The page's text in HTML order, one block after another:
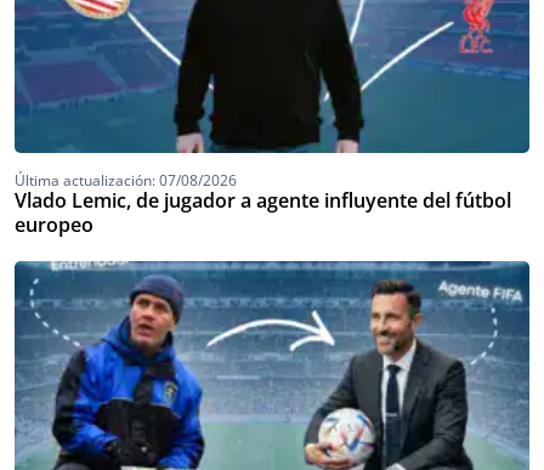
Última actualización: 07/08/2026
Vlado Lemic, de jugador a agente influyente del fútbol
europeo